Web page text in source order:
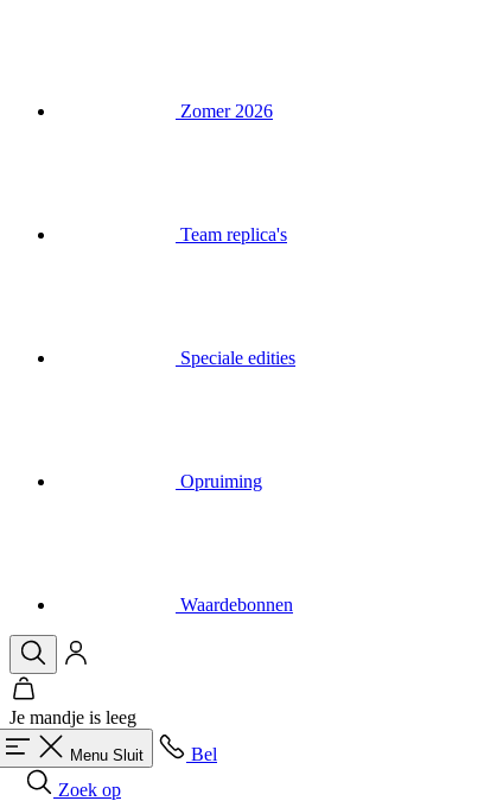
Zomer 2026
Team replica's
Speciale edities
Opruiming
Waardebonnen
Je mandje is leeg
Menu Sluit
Bel
Zoek op